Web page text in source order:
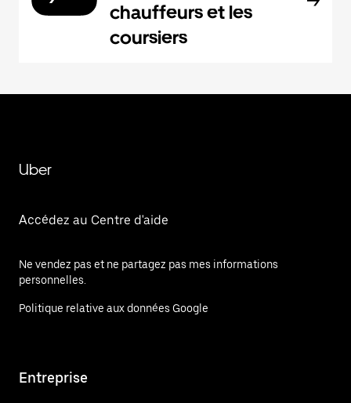
chauffeurs et les
coursiers
Uber
Accédez au Centre d'aide
Ne vendez pas et ne partagez pas mes informations
personnelles.
Politique relative aux données Google
Entreprise